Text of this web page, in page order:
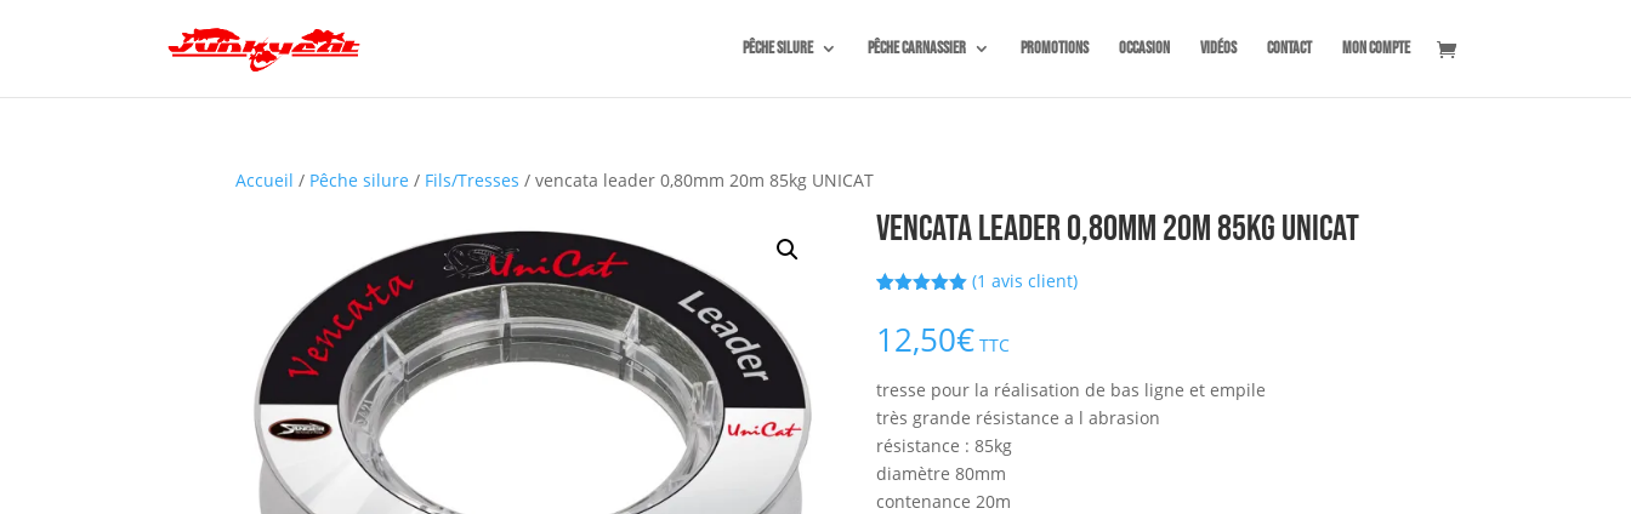
Pêche silure Pêche carnassier Promotions OCCASION Vidéos Contact Mon compte
Accueil / Pêche silure / Fils/Tresses / vencata leader 0,80mm 20m 85kg UNICAT
vencata leader 0,80mm 20m 85kg UNICAT
basé sur
notation
(1 avis client)
12,50€ TTC
tresse pour la réalisation de bas ligne et empile
très grande résistance a l abrasion
résistance : 85kg
diamètre 80mm
contenance 20m